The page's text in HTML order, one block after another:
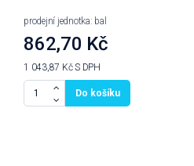
prodejní jednotka: bal
862,70 Kč
1 043,87 KčS DPH
Do košíku